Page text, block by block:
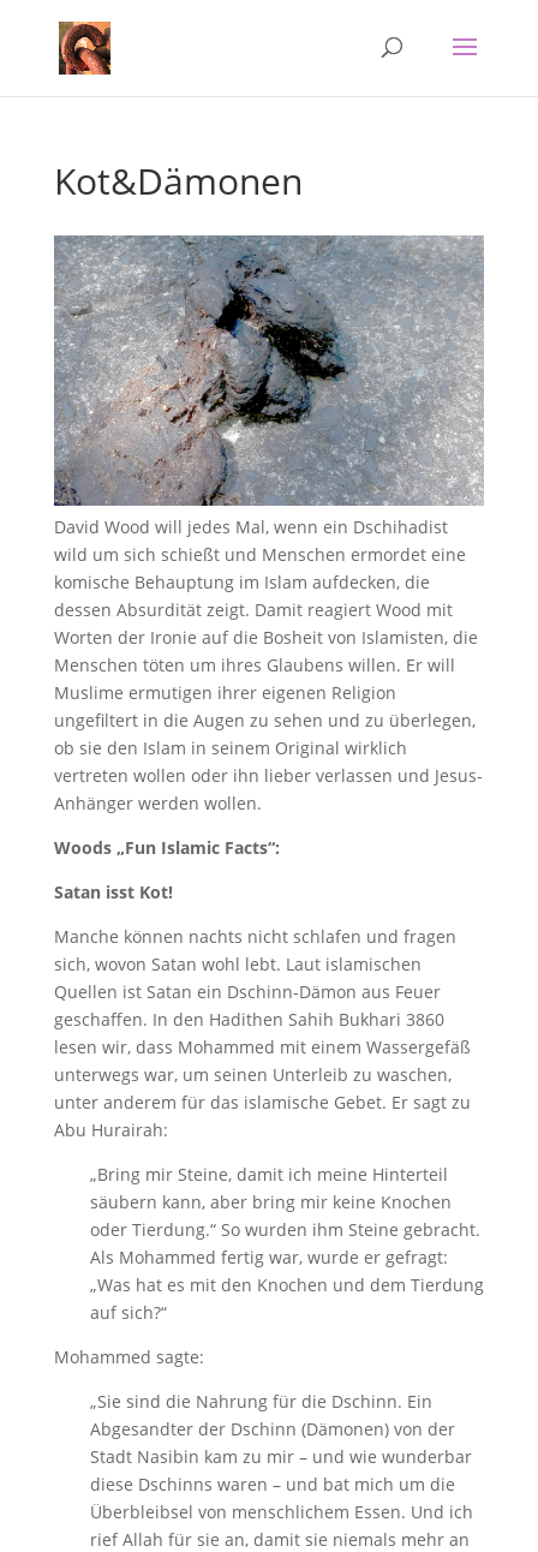
Kot&Dämonen
David Wood will jedes Mal, wenn ein Dschihadist
wild um sich schießt und Menschen ermordet eine
komische Behauptung im Islam aufdecken, die
dessen Absurdität zeigt. Damit reagiert Wood mit
Worten der Ironie auf die Bosheit von Islamisten, die
Menschen töten um ihres Glaubens willen. Er will
Muslime ermutigen ihrer eigenen Religion
ungefiltert in die Augen zu sehen und zu überlegen,
ob sie den Islam in seinem Original wirklich
vertreten wollen oder ihn lieber verlassen und Jesus-
Anhänger werden wollen.
Woods „Fun Islamic Facts“:
Satan isst Kot!
Manche können nachts nicht schlafen und fragen
sich, wovon Satan wohl lebt. Laut islamischen
Quellen ist Satan ein Dschinn-Dämon aus Feuer
geschaffen. In den Hadithen Sahih Bukhari 3860
lesen wir, dass Mohammed mit einem Wassergefäß
unterwegs war, um seinen Unterleib zu waschen,
unter anderem für das islamische Gebet. Er sagt zu
Abu Hurairah:
„Bring mir Steine, damit ich meine Hinterteil
säubern kann, aber bring mir keine Knochen
oder Tierdung.“ So wurden ihm Steine gebracht.
Als Mohammed fertig war, wurde er gefragt:
„Was hat es mit den Knochen und dem Tierdung
auf sich?“
Mohammed sagte:
„Sie sind die Nahrung für die Dschinn. Ein
Abgesandter der Dschinn (Dämonen) von der
Stadt Nasibin kam zu mir – und wie wunderbar
diese Dschinns waren – und bat mich um die
Überbleibsel von menschlichem Essen. Und ich
rief Allah für sie an, damit sie niemals mehr an